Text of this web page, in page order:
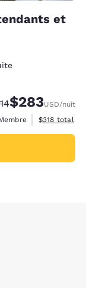
et
barré :
Tarif réduit :
$283USD/nuit
Afficher les
$318 total